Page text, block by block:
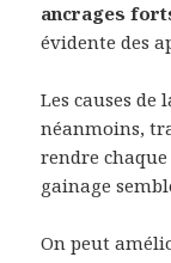
ancrages
évidente des
Les causes
néanmoins,
rendre
gainage
On peut